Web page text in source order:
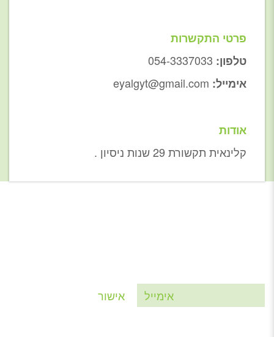
פרטי התקשרות
טלפון: 054-3337033
אימייל: eyalgyt@gmail.com
אודות
קלינאית תקשורת 29 שנות ניסיון .